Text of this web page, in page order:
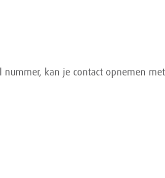
kan je contact opnemen